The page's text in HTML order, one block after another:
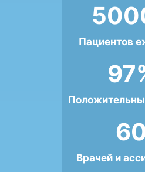
Пациентов
Врачей и